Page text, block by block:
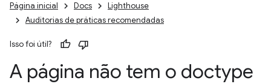
Página inicial Docs
Lighthouse
Auditorias de práticas recomendadas
Isso foi útil?
A página não tem o doctype